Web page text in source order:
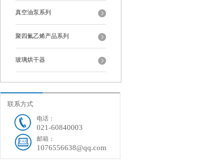
真空油泵系列
聚四氟乙烯产品系列
玻璃烘干器
联系方式
电话：
021-60840003
邮箱：
1076556638@qq.com